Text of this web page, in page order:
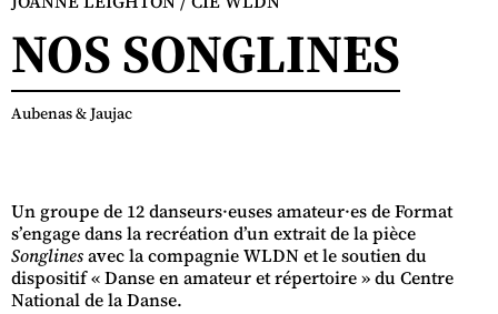
NOS SONGLINES
Aubenas & Jaujac
Un groupe de 12 danseurs·euses amateur·es de Format
s’engage dans la recréation d’un extrait de la pièce
Songlinesavec la compagnie WLDN et le soutien du
dispositif « Danse en amateur et répertoire » du Centre
National de la Danse.